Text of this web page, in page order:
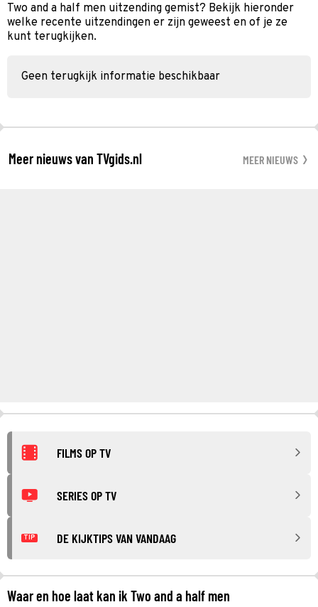
Two and a half men uitzending gemist? Bekijk hieronder
welke recente uitzendingen er zijn geweest en of je ze
kunt terugkijken.
Geen terugkijk informatie beschikbaar
Meer nieuws van TVgids.nl MEER NIEUWS
FILMS OP TV
SERIES OP TV
TIP DE KIJKTIPS VAN VANDAAG
Waar en hoe laat kan ik Two and a half men